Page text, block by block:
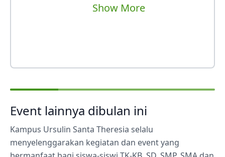
Show More
Event lainnya dibulan ini
Kampus Ursulin Santa Theresia selalu
menyelenggarakan kegiatan dan event yang